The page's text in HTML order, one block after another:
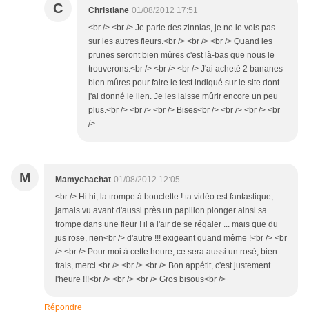
C Christiane 01/08/2012 17:51
<br /> <br /> Je parle des zinnias, je ne le vois pas
sur les autres fleurs.<br /> <br /> <br /> Quand les
prunes seront bien mûres c'est là-bas que nous le
trouverons.<br /> <br /> <br /> J'ai acheté 2 bananes
bien mûres pour faire le test indiqué sur le site dont
j'ai donné le lien. Je les laisse mûrir encore un peu
plus.<br /> <br /> <br /> Bises<br /> <br /> <br /> <br
/>
M Mamychachat 01/08/2012 12:05
<br /> Hi hi, la trompe à bouclette ! ta vidéo est fantastique,
jamais vu avant d'aussi près un papillon plonger ainsi sa
trompe dans une fleur ! il a l'air de se régaler ... mais que du
jus rose, rien<br /> d'autre !!! exigeant quand même !<br /> <br
/> <br /> Pour moi à cette heure, ce sera aussi un rosé, bien
frais, merci <br /> <br /> <br /> Bon appétit, c'est justement
l'heure !!!<br /> <br /> <br /> Gros bisous<br />
Répondre